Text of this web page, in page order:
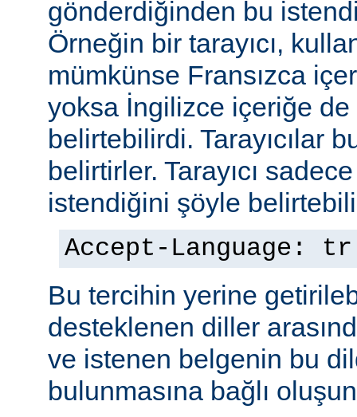
gönderdiğinden bu
Örneğin bir tarayıcı,
mümkünse Fransızca
yoksa İngilizce içeriğe de
belirtebilirdi. Tarayıcılar
belirtirler. Tarayıcı
istendiğini şöyle
Accept-Language: tr
Bu tercihin yerine
desteklenen diller
ve istenen belgenin bu
bulunmasına bağlı